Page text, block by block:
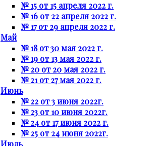
№ 15 от 15 апреля 2022 г.
№ 16 от 22 апреля 2022 г.
№ 17 от 29 апреля 2022 г.
Май
№ 18 от 30 мая 2022 г.
№ 19 от 13 мая 2022 г.
№ 20 от 20 мая 2022 г.
№ 21 от 27 мая 2022 г.
Июнь
№ 22 от 3 июня 2022г.
№ 23 от 10 июня 2022г.
№ 24 от 17 июня 2022 г.
№ 25 от 24 июня 2022г.
Июль